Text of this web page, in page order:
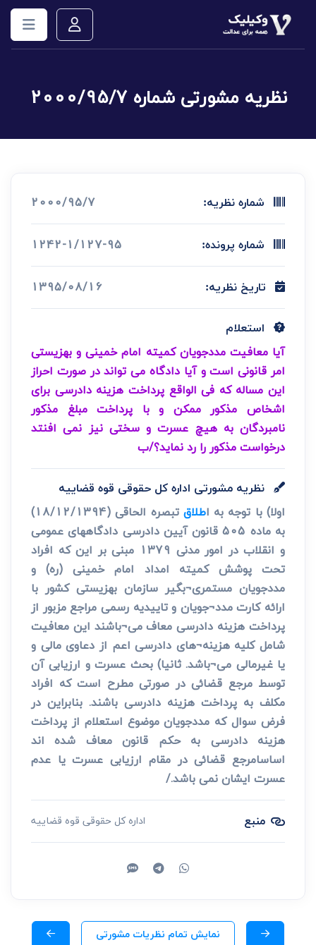
نظریه مشورتی شماره 2000/95/7
شماره نظریه: 2000/95/7
شماره پرونده: 1242-1/127-95
تاریخ نظریه: 1395/08/16
استعلام
آیا معافیت مددجویان کمیته امام خمینی و بهزیستی
امر قانونی است و آیا دادگاه می تواند در صورت احراز
این مساله که فی الواقع پرداخت هزینه دادرسی برای
اشخاص مذکور ممکن و با پرداخت مبلغ مذکور
نامبردگان به هیچ عسرت و سختی نیز نمی افنتد
درخواست مذکور را رد نماید؟/ب
نظریه مشورتی اداره کل حقوقی قوه قضاییه
اولا) با توجه به اطلاق
تبصره الحاقی (18/12/1394)
به ماده 505 قانون آیین دادرسی دادگاههای عمومی
و انقلاب در امور مدنی 1379 مبنی بر این که افراد
تحت پوشش کمیته امداد امام خمینی (ره) و
مددجویان مستمری¬بگیر سازمان بهزیستی کشور با
ارائه کارت مدد¬جویان و تاییدیه رسمی مراجع مزبور از
پرداخت هزینه دادرسی معاف می¬باشند این معافیت
شامل کلیه هزینه¬های دادرسی اعم از دعاوی مالی و
یا غیرمالی می¬باشد. ثانیا) بحث عسرت و ارزیابی آن
توسط مرجع قضائی در صورتی مطرح است که افراد
مکلف به پرداخت هزینه دادرسی باشند. بنابراین در
فرض سوال که مددجویان موضوع استعلام از پرداخت
هزینه دادرسی به حکم قانون معاف شده اند
اساسامرجع قضائی در مقام ارزیابی عسرت یا عدم
عسرت ایشان نمی باشد./
منبع اداره کل حقوقی قوه قضاییه
نمایش تمام نظریات مشورتی